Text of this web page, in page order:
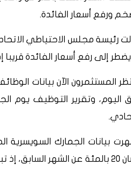
ورفع أسعار الفائدة.
رئيسة ‌مجلس الاحتياطي
إلى رفع أسعار الفائدة
المستثمرون الآن بيانات
اليوم، ​وتقرير التوظيف يوم
بيانات الجمارك
نيسان 20 بالمئة عن الشهر